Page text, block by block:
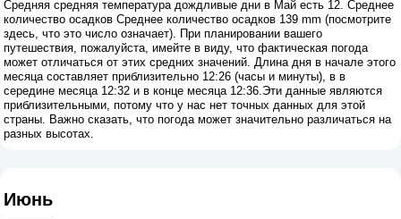
Средняя средняя температура дождливые дни в Май есть 12. Среднее
количество осадков Среднее количество осадков 139 mm (посмотрите
здесь, что это число означает). При планировании вашего
путешествия, пожалуйста, имейте в виду, что фактическая погода
может отличаться от этих средних значений. Длина дня в начале этого
месяца составляет приблизительно 12:26 (часы и минуты), в в
середине месяца 12:32 и в конце месяца 12:36.Эти данные являются
приблизительными, потому что у нас нет точных данных для этой
страны. Важно сказать, что погода может значительно различаться на
разных высотах.
Июнь